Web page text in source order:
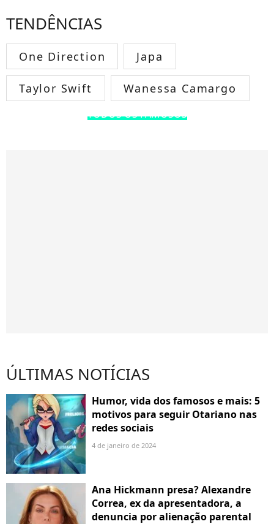
TENDÊNCIAS
One Direction Japa
Taylor Swift Wanessa Camargo
TODOS OS FAMOSOS
ÚLTIMAS NOTÍCIAS
Humor, vida dos famosos e mais: 5
motivos para seguir Otariano nas
redes sociais
4 de janeiro de 2024
Ana Hickmann presa? Alexandre
Correa, ex da apresentadora, a
denuncia por alienação parental